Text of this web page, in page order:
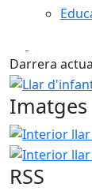
Darrera
Llar d'infants
Imatges
Interior llar
RSS